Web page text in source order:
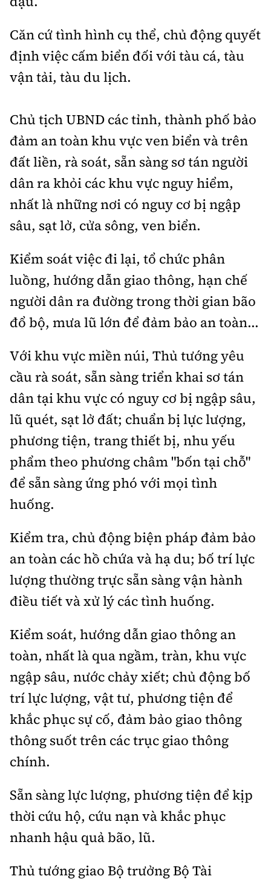
Căn cứ tình hình cụ thể, chủ động quyết
định việc cấm biển đối với tàu cá, tàu
vận tải, tàu du lịch.
Chủ tịch UBND các tỉnh, thành phố bảo
đảm an toàn khu vực ven biển và trên
đất liền, rà soát, sẵn sàng sơ tán người
dân ra khỏi các khu vực nguy hiểm,
nhất là những nơi có nguy cơ bị ngập
sâu, sạt lở, cửa sông, ven biển.
Kiểm soát việc đi lại, tổ chức phân
luồng, hướng dẫn giao thông, hạn chế
người dân ra đường trong thời gian bão
đổ bộ, mưa lũ lớn để đảm bảo an toàn...
Với khu vực miền núi, Thủ tướng yêu
cầu rà soát, sẵn sàng triển khai sơ tán
dân tại khu vực có nguy cơ bị ngập sâu,
lũ quét, sạt lở đất; chuẩn bị lực lượng,
phương tiện, trang thiết bị, nhu yếu
phẩm theo phương châm "bốn tại chỗ"
để sẵn sàng ứng phó với mọi tình
huống.
Kiểm tra, chủ động biện pháp đảm bảo
an toàn các hồ chứa và hạ du; bố trí lực
lượng thường trực sẵn sàng vận hành
điều tiết và xử lý các tình huống.
Kiểm soát, hướng dẫn giao thông an
toàn, nhất là qua ngầm, tràn, khu vực
ngập sâu, nước chảy xiết; chủ động bố
trí lực lượng, vật tư, phương tiện để
khắc phục sự cố, đảm bảo giao thông
thông suốt trên các trục giao thông
chính.
Sẵn sàng lực lượng, phương tiện để kịp
thời cứu hộ, cứu nạn và khắc phục
nhanh hậu quả bão, lũ.
Thủ tướng giao Bộ trưởng Bộ Tài